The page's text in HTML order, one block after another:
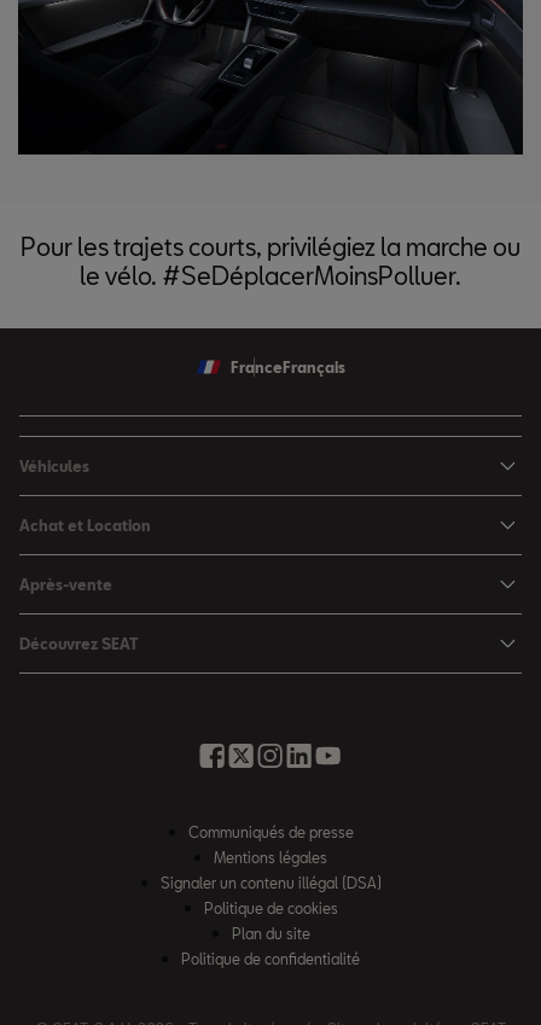
Pour les trajets courts, privilégiez la marche ou
le vélo. #SeDéplacerMoinsPolluer.
France Français
Véhicules
Nouvelle Arona
Leon 5 portes
Leon Sportstourer
Ateca
Achat et Location
Nos offres du moment
Nos SEAT neuves en stock
Après-vente
Services en ligne SEAT CONNECT
Rappel des airbags Takata
Contrat d'entretien SEAT
Nos offres entretien
Découvrez SEAT
Glossaire des termes auto
Règlement européen sur les données
Communiqués de presse
Mentions légales
Signaler un contenu illégal (DSA)
Politique de cookies
Plan du site
Politique de confidentialité